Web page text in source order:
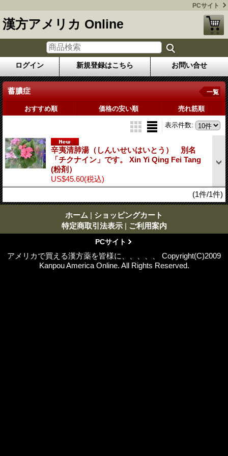
PCサイト
漢方アメリカ Online
ログイン 新規登録はこちら お問い合せ
蓄膿症 一覧
おすすめ順 価格の安い順 売れ筋順
表示件数:
辛夷清肺湯（しんいせいはいとう） 別名
「チクナイン」です。 Xin Yi Qing Fei Tang
(粉剤）
US$45.60(税込)
(1件/1件)
ホーム | ショッピングカート
特定商取引法表示 | ご利用案内
PCサイト
アメリカで買える漢方薬を皆様に、、、、、 Copyright(C)2009
Kanpou America Online. All Rights Reserved.